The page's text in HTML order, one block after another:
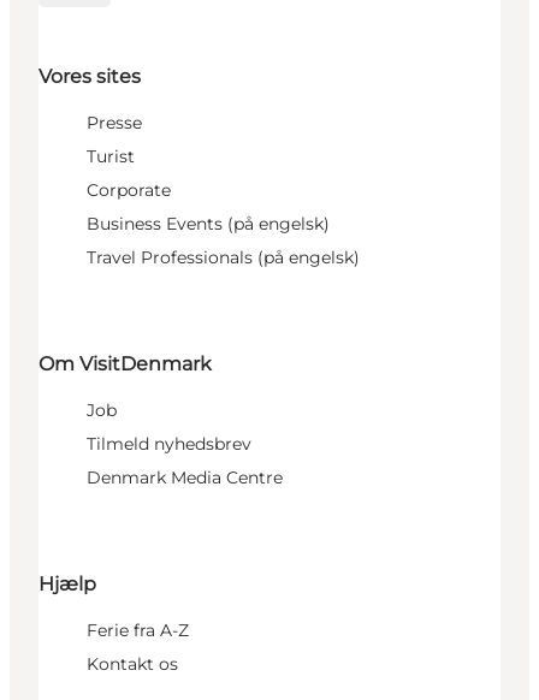
Vores sites
Presse
Turist
Corporate
Business Events (på engelsk)
Travel Professionals (på engelsk)
Om VisitDenmark
Job
Tilmeld nyhedsbrev
Denmark Media Centre
Hjælp
Ferie fra A-Z
Kontakt os